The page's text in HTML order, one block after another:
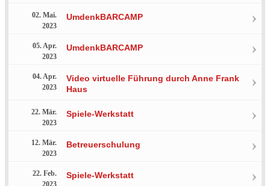
02. Mai.
2023
UmdenkBARCAMP
05. Apr.
2023
UmdenkBARCAMP
04. Apr.
2023
Video virtuelle Führung durch Anne Frank
Haus
22. Mär.
2023
Spiele-Werkstatt
12. Mär.
2023
Betreuerschulung
22. Feb.
2023
Spiele-Werkstatt